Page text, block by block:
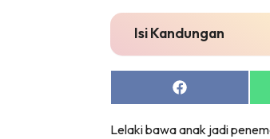
Isi Kandungan
Share
on
Lelaki bawa anak jadi